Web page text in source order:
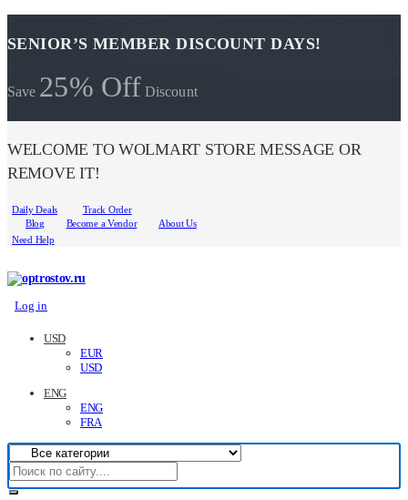
SENIOR’S MEMBER DISCOUNT DAYS!
Save 25% Off Discount
WELCOME TO WOLMART STORE MESSAGE OR
REMOVE IT!
Daily Deals
Track Order
Blog
Become a Vendor
About Us
Need Help
Log in
USD
EUR
USD
ENG
ENG
FRA